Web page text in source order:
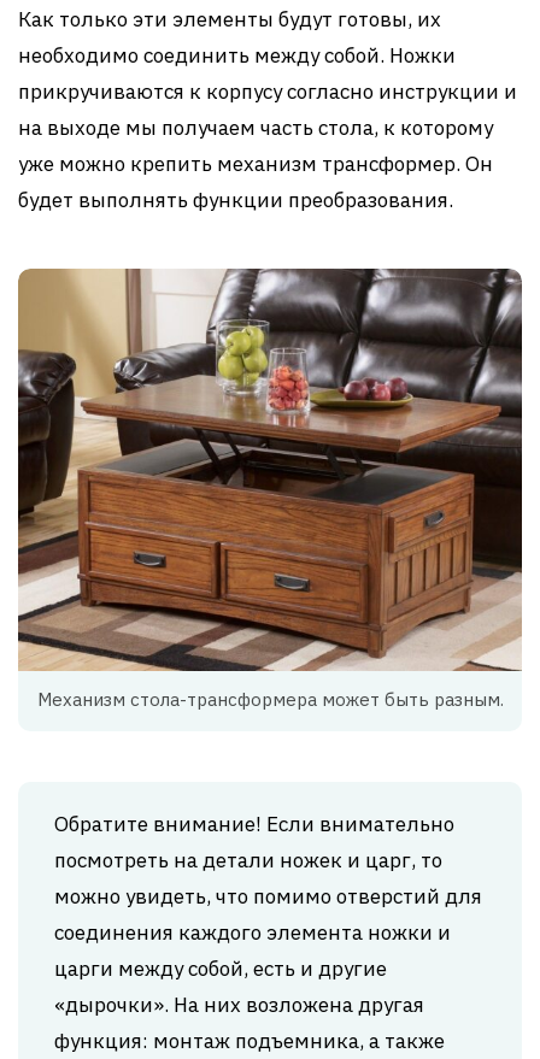
Как только эти элементы будут готовы, их
необходимо соединить между собой. Ножки
прикручиваются к корпусу согласно инструкции и
на выходе мы получаем часть стола, к которому
уже можно крепить механизм трансформер. Он
будет выполнять функции преобразования.
Механизм стола-трансформера может быть разным.
Обратите внимание! Если внимательно
посмотреть на детали ножек и царг, то
можно увидеть, что помимо отверстий для
соединения каждого элемента ножки и
царги между собой, есть и другие
«дырочки». На них возложена другая
функция: монтаж подъемника, а также